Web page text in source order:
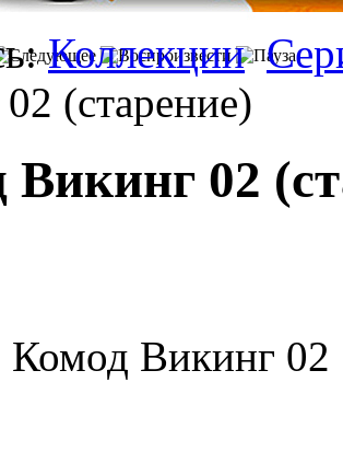
Коллекции
(старение)
Викинг 02
Комод Викинг 02